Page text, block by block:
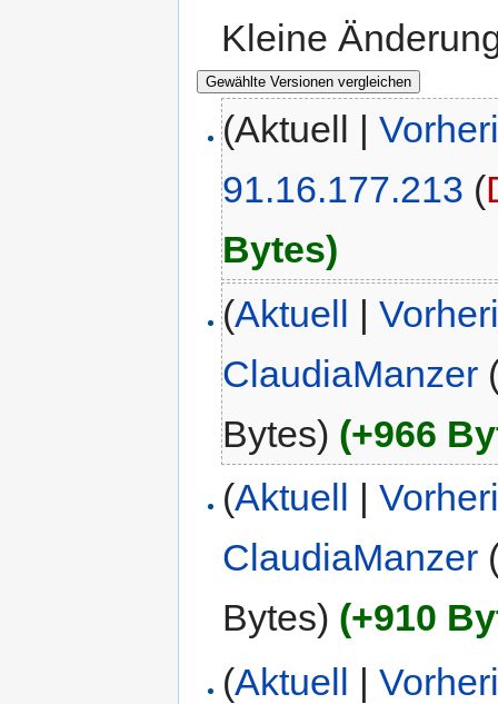
Kleine
(Aktuell |
91.16.177.213 (
Bytes)
(Aktuell |
ClaudiaManzer
Bytes) (+966
(Aktuell |
ClaudiaManzer
Bytes) (+910
(Aktuell |